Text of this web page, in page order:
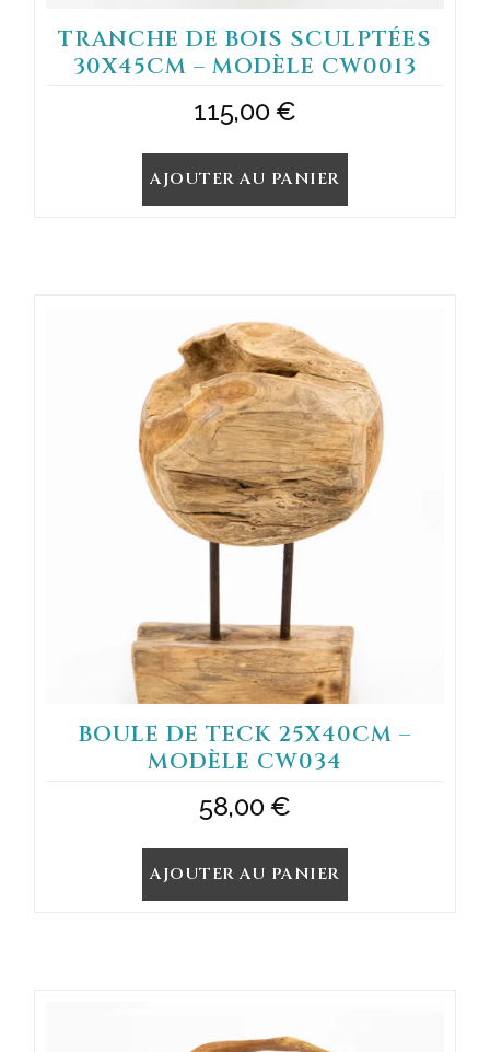
TRANCHE DE BOIS SCULPTÉES
30X45CM – MODÈLE CW0013
115,00€
AJOUTER AU PANIER
BOULE DE TECK 25X40CM –
MODÈLE CW034
58,00€
AJOUTER AU PANIER